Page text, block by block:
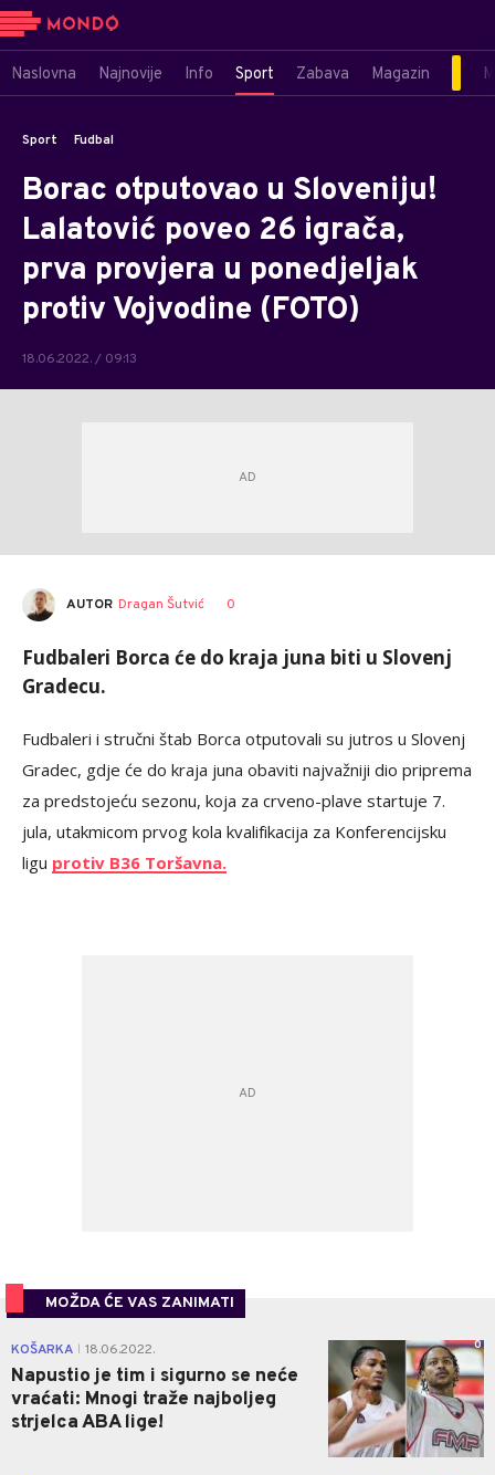
Naslovna Najnovije Info Sport Zabava Magazin
Sport Fudbal
Borac otputovao u Sloveniju!
Lalatović poveo 26 igrača,
prva provjera u ponedjeljak
protiv Vojvodine (FOTO)
18.06.2022. / 09:13
AUTOR Dragan Šutvić 0
Fudbaleri Borca će do kraja juna biti u Slovenj
Gradecu.
Fudbaleri i stručni štab Borca otputovali su jutros u Slovenj
Gradec, gdje će do kraja juna obaviti najvažniji dio priprema
za predstojeću sezonu, koja za crveno-plave startuje 7.
jula, utakmicom prvog kola kvalifikacija za Konferencijsku
ligu protiv B36 Toršavna.
MOŽDA ĆE VAS ZANIMATI
KOŠARKA 18.06.2022.
Napustio je tim i sigurno se neće
vraćati: Mnogi traže najboljeg
strjelca ABA lige!
0